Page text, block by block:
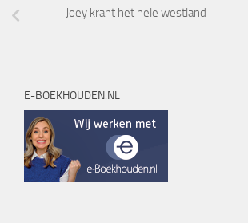
Joey krant het hele westland
E-BOEKHOUDEN.NL